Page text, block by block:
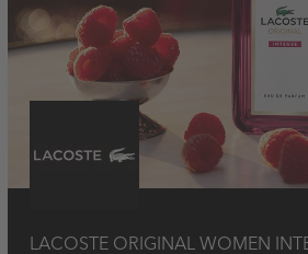
LACOSTE ORIGINAL WOMEN